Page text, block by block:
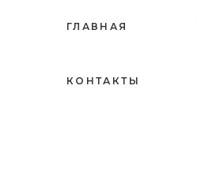
ГЛАВНАЯ
КОНТАКТЫ